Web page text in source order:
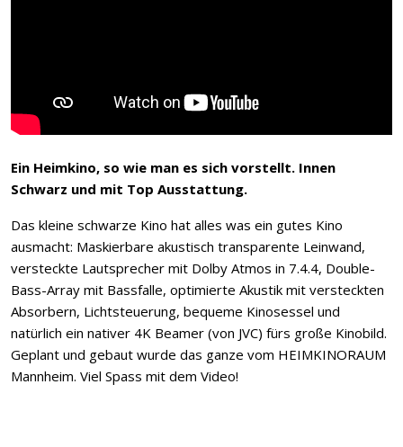
Ein Heimkino, so wie man es sich vorstellt. Innen
Schwarz und mit Top Ausstattung.
Das kleine schwarze Kino hat alles was ein gutes Kino
ausmacht: Maskierbare akustisch transparente Leinwand,
versteckte Lautsprecher mit Dolby Atmos in 7.4.4, Double-
Bass-Array mit Bassfalle, optimierte Akustik mit versteckten
Absorbern, Lichtsteuerung, bequeme Kinosessel und
natürlich ein nativer 4K Beamer (von JVC) fürs große Kinobild.
Geplant und gebaut wurde das ganze vom HEIMKINORAUM
Mannheim. Viel Spass mit dem Video!